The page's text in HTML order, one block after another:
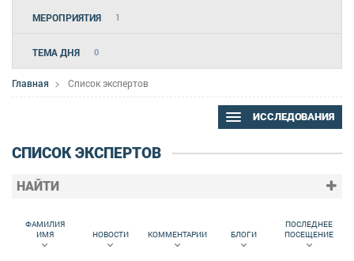
МЕРОПРИЯТИЯ 1
ТЕМА ДНЯ 0
Главная Список экспертов
ИССЛЕДОВАНИЯ
СПИСОК ЭКСПЕРТОВ
НАЙТИ
ФАМИЛИЯ
ИМЯ
НОВОСТИ КОММЕНТАРИИ БЛОГИ
ПОСЛЕДНЕЕ
ПОСЕЩЕНИЕ